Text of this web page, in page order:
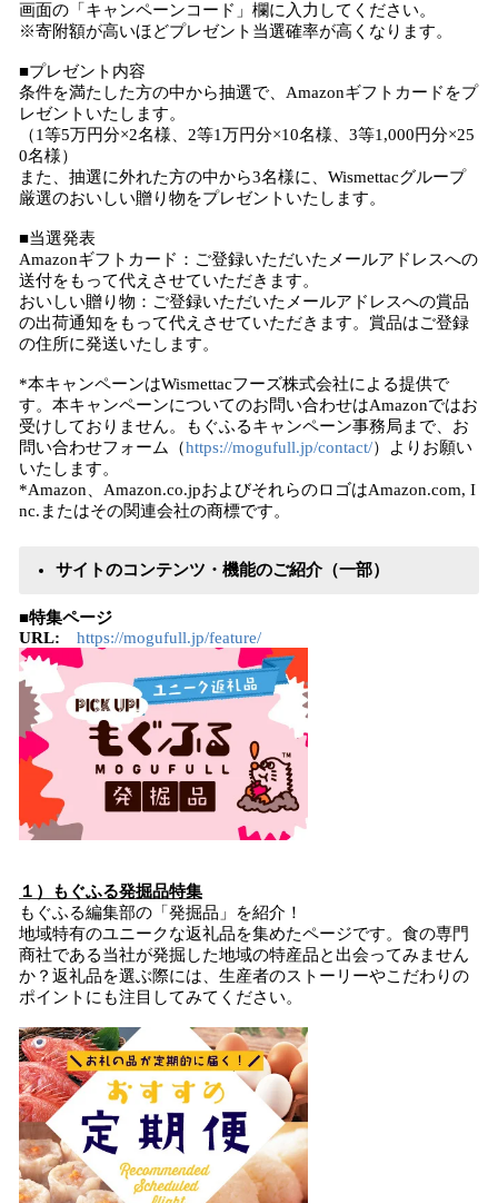
画面の「キャンペーンコード」欄に入力してください。
※寄附額が高いほどプレゼント当選確率が高くなります。
■プレゼント内容
条件を満たした方の中から抽選で、Amazonギフトカードをプ
レゼントいたします。
（1等5万円分×2名様、2等1万円分×10名様、3等1,000円分×25
0名様）
また、抽選に外れた方の中から3名様に、Wismettacグループ
厳選のおいしい贈り物をプレゼントいたします。
■当選発表
Amazonギフトカード：ご登録いただいたメールアドレスへの
送付をもって代えさせていただきます。
おいしい贈り物：ご登録いただいたメールアドレスへの賞品
の出荷通知をもって代えさせていただきます。賞品はご登録
の住所に発送いたします。
*本キャンペーンはWismettacフーズ株式会社による提供で
す。本キャンペーンについてのお問い合わせはAmazonではお
受けしておりません。もぐふるキャンペーン事務局まで、お
問い合わせフォーム（https://mogufull.jp/contact/）よりお願い
いたします。
*Amazon、Amazon.co.jpおよびそれらのロゴはAmazon.com, I
nc.またはその関連会社の商標です。
サイトのコンテンツ・機能のご紹介（一部）
■特集ページ
URL:
https://mogufull.jp/feature/
１）もぐふる発掘品特集
もぐふる編集部の「発掘品」を紹介！
地域特有のユニークな返礼品を集めたページです。食の専門
商社である当社が発掘した地域の特産品と出会ってみません
か？返礼品を選ぶ際には、生産者のストーリーやこだわりの
ポイントにも注目してみてください。